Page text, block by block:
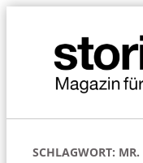
springen
SCHLAGWORT: